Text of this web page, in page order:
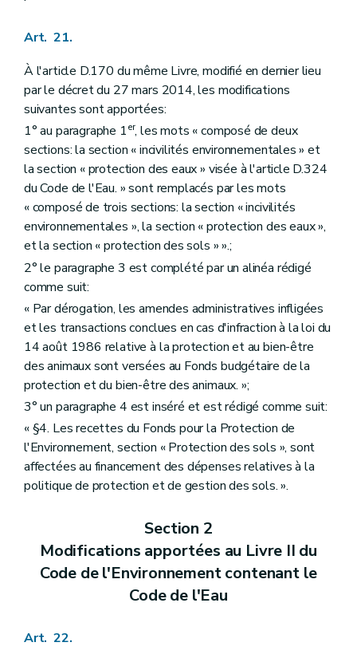
Art. 21.
À l'article D.170 du même Livre, modifié en dernier lieu
par le décret du 27 mars 2014, les modifications
suivantes sont apportées:
1° au paragraphe 1er, les mots « composé de deux
sections: la section « incivilités environnementales » et
la section « protection des eaux » visée à l'article D.324
du Code de l'Eau. » sont remplacés par les mots
« composé de trois sections: la section « incivilités
environnementales », la section « protection des eaux »,
et la section « protection des sols » ».;
2° le paragraphe 3 est complété par un alinéa rédigé
comme suit:
« Par dérogation, les amendes administratives infligées
et les transactions conclues en cas d'infraction à la loi du
14 août 1986 relative à la protection et au bien-être
des animaux sont versées au Fonds budgétaire de la
protection et du bien-être des animaux. »;
3° un paragraphe 4 est inséré et est rédigé comme suit:
« §4. Les recettes du Fonds pour la Protection de
l'Environnement, section « Protection des sols », sont
affectées au financement des dépenses relatives à la
politique de protection et de gestion des sols. ».
Section 2
Modifications apportées au Livre II du
Code de l'Environnement contenant le
Code de l'Eau
Art. 22.